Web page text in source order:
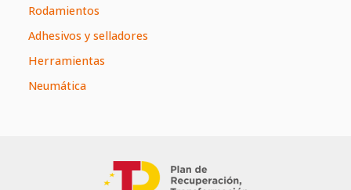
Rodamientos
Adhesivos y selladores
Herramientas
Neumática